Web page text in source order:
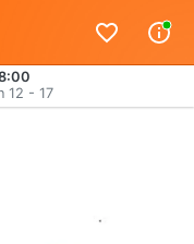
12 - 17